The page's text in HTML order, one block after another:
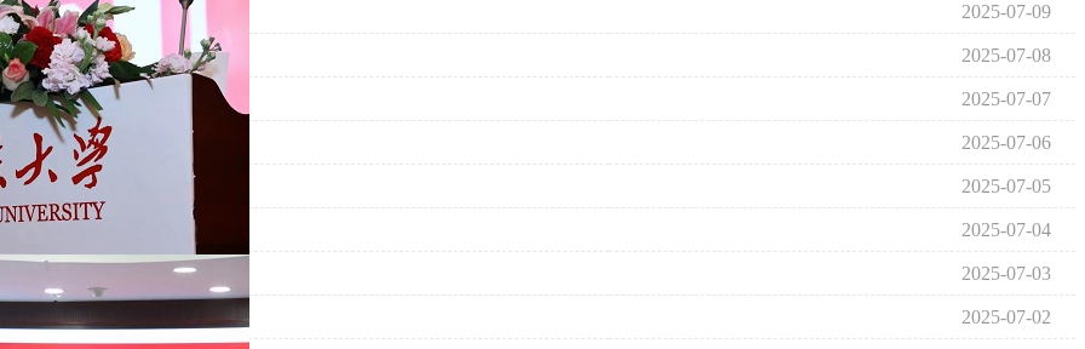
2025-07-09
2025-07-08
2025-07-07
2025-07-06
2025-07-05
2025-07-04
2025-07-03
2025-07-02